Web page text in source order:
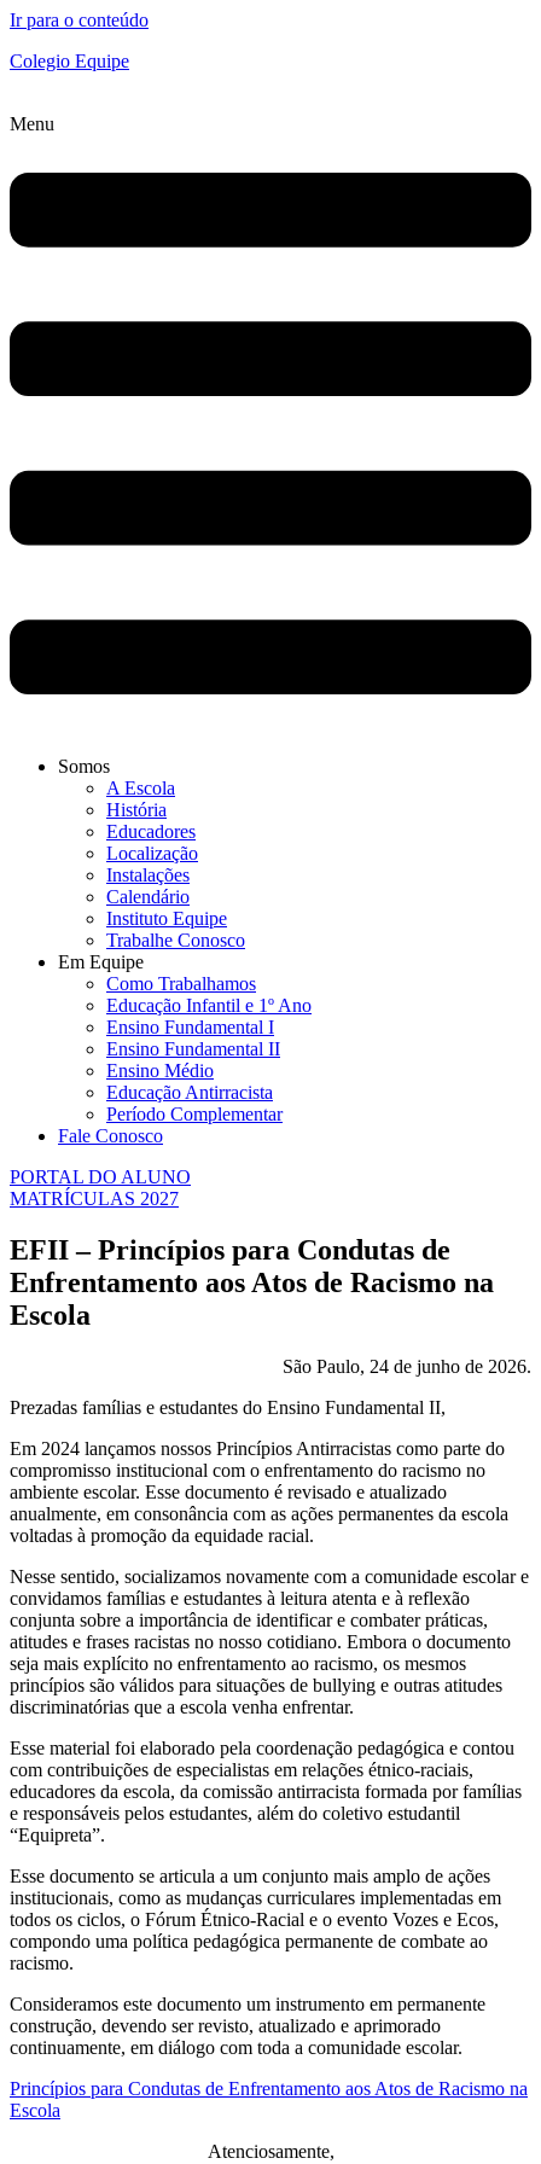
Ir para o conteúdo
Colegio Equipe
Menu
Somos
A Escola
História
Educadores
Localização
Instalações
Calendário
Instituto Equipe
Trabalhe Conosco
Em Equipe
Como Trabalhamos
Educação Infantil e 1º Ano
Ensino Fundamental I
Ensino Fundamental II
Ensino Médio
Educação Antirracista
Período Complementar
Fale Conosco
PORTAL DO ALUNO
MATRÍCULAS 2027
EFII – Princípios para Condutas de
Enfrentamento aos Atos de Racismo na
Escola
São Paulo, 24 de junho de 2026.
Prezadas famílias e estudantes do Ensino Fundamental II,
Em 2024 lançamos nossos Princípios Antirracistas como parte do
compromisso institucional com o enfrentamento do racismo no
ambiente escolar. Esse documento é revisado e atualizado
anualmente, em consonância com as ações permanentes da escola
voltadas à promoção da equidade racial.
Nesse sentido, socializamos novamente com a comunidade escolar e
convidamos famílias e estudantes à leitura atenta e à reflexão
conjunta sobre a importância de identificar e combater práticas,
atitudes e frases racistas no nosso cotidiano. Embora o documento
seja mais explícito no enfrentamento ao racismo, os mesmos
princípios são válidos para situações de bullying e outras atitudes
discriminatórias que a escola venha enfrentar.
Esse material foi elaborado pela coordenação pedagógica e contou
com contribuições de especialistas em relações étnico-raciais,
educadores da escola, da comissão antirracista formada por famílias
e responsáveis pelos estudantes, além do coletivo estudantil
“Equipreta”.
Esse documento se articula a um conjunto mais amplo de ações
institucionais, como as mudanças curriculares implementadas em
todos os ciclos, o Fórum Étnico-Racial e o evento Vozes e Ecos,
compondo uma política pedagógica permanente de combate ao
racismo.
Consideramos este documento um instrumento em permanente
construção, devendo ser revisto, atualizado e aprimorado
continuamente, em diálogo com toda a comunidade escolar.
Princípios para Condutas de Enfrentamento aos Atos de Racismo na
Escola
Atenciosamente,